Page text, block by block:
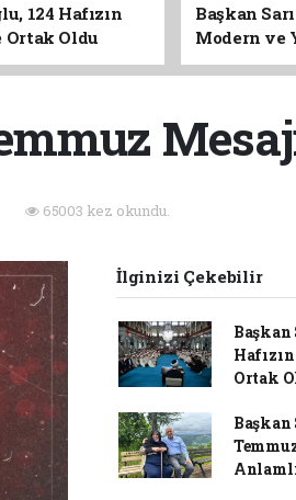
124 Hafızın
Ortak Oldu
Başkan
Modern ve
Kimliğe
65003 kez okundu.
İlginizi Çekebilir
Başkan
Ortak
Başkan